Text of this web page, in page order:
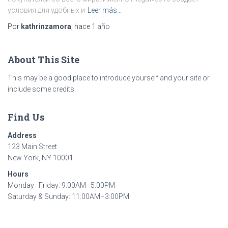
условия для удобных и
Leer más…
Por kathrinzamora , hace 1 año
About This Site
This may be a good place to introduce yourself and your site or
include some credits.
Find Us
Address
123 Main Street
New York, NY 10001
Hours
Monday–Friday: 9:00AM–5:00PM
Saturday & Sunday: 11:00AM–3:00PM